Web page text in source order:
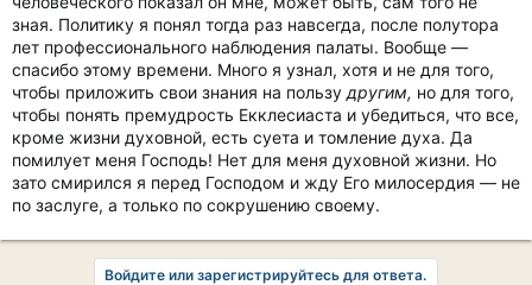
зная. Политику я понял тогда раз навсегда, после полутора
лет профессионального наблюдения палаты. Вообще —
спасибо этому времени. Много я узнал, хотя и не для того,
чтобы приложить свои знания на пользу другим, но для того,
чтобы понять премудрость Екклесиаста и убедиться, что все,
кроме жизни духовной, есть суета и томление духа. Да
помилует меня Господь! Нет для меня духовной жизни. Но
зато смирился я перед Господом и жду Его милосердия — не
по заслуге, а только по сокрушению своему.
Войдите или зарегистрируйтесь для ответа.